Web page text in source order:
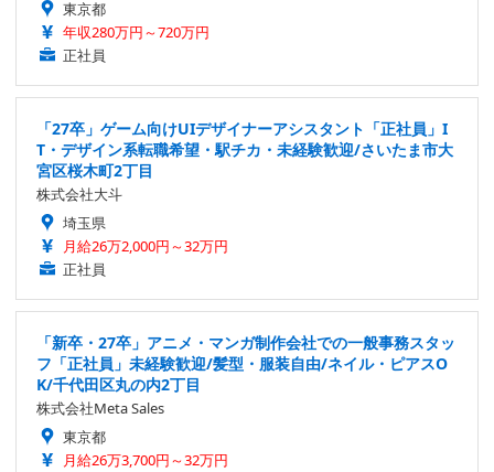
東京都
年収280万円～720万円
正社員
「27卒」ゲーム向けUIデザイナーアシスタント「正社員」I
T・デザイン系転職希望・駅チカ・未経験歓迎/さいたま市大
宮区桜木町2丁目
株式会社大斗
埼玉県
月給26万2,000円～32万円
正社員
「新卒・27卒」アニメ・マンガ制作会社での一般事務スタッ
フ「正社員」未経験歓迎/髪型・服装自由/ネイル・ピアスO
K/千代田区丸の内2丁目
株式会社Meta Sales
東京都
月給26万3,700円～32万円